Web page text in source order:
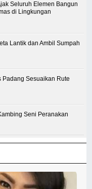
Seluruh Elemen Bangun
di Lingkungan
Lantik dan Ambil Sumpah
Padang Sesuaikan Rute
Seni Peranakan